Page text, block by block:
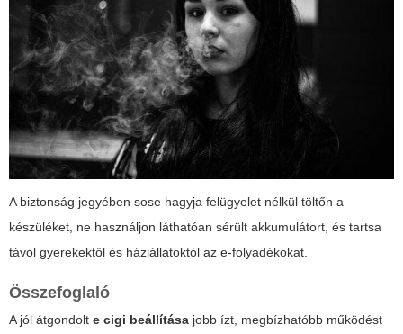
A biztonság jegyében sose hagyja felügyelet nélkül töltőn a
készüléket, ne használjon láthatóan sérült akkumulátort, és tartsa
távol gyerekektől és háziállatoktól az e-folyadékokat.
Összefoglaló
A jól átgondolt e cigi beállítása jobb ízt, megbízhatóbb működést